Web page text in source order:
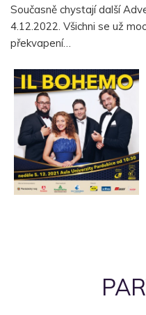
Současně chystají další
4.12.2022. Všichni se už
překvapení…